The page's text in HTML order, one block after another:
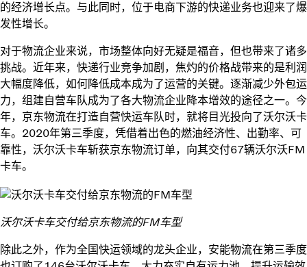
的经济增长点。与此同时，位于电商下游的快递业务也迎来了爆
发性增长。
对于物流企业来说，市场整体向好无疑是福音，但也带来了诸多
挑战。近年来，快递行业竞争加剧，焦灼的价格战带来的是利润
大幅度降低，如何降低成本成为了运营的关键。逐渐减少外包运
力，组建自营车队成为了各大物流企业降本增效的途径之一。今
年，京东物流在打造自营快运车队时，就将目光投向了沃尔沃卡
车。2020年第三季度，凭借着出色的燃油经济性、出勤率、可
靠性，沃尔沃卡车斩获京东物流订单，向其交付67辆沃尔沃FM
卡车。
沃尔沃卡车交付给京东物流的FM车型
除此之外，作为全国快运领域的龙头企业，安能物流在第三季度